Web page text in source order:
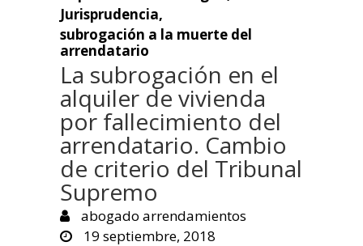
Jurisprudencia,
subrogación a la muerte del
arrendatario
La subrogación en el
alquiler de vivienda
por fallecimiento del
arrendatario. Cambio
de criterio del Tribunal
Supremo
abogado arrendamientos
19 septiembre, 2018